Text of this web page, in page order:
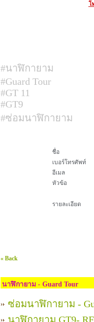
โ
#นาฬิกายาม
#Guard Tour
#GT 11
#GT9
#ซ่อมนาฬิกายาม
ชื่อ
เบอร์โทรศัพท์
อีเมล
หัวข้อ
รายละเอียด
« Back
นาฬิกายาม - Guard Tour
ซ่อมนาฬิกายาม -
นาฬิกายาม GT9-